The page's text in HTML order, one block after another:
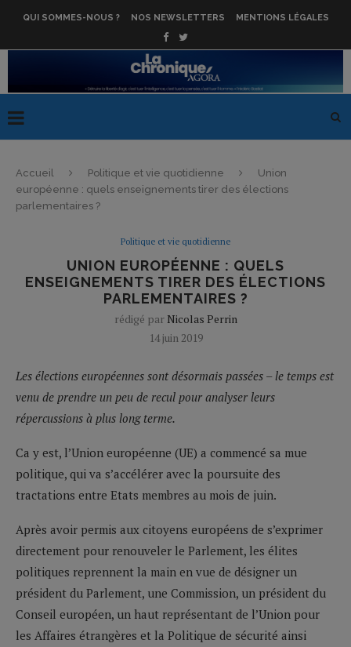
QUI SOMMES-NOUS ? NOS NEWSLETTERS MENTIONS LÉGALES
Accueil Politique et vie quotidienne
Union
européenne : quels enseignements tirer des élections
parlementaires ?
Politique et vie quotidienne
UNION EUROPÉENNE : QUELS
ENSEIGNEMENTS TIRER DES ÉLECTIONS
PARLEMENTAIRES ?
rédigé par Nicolas Perrin
14 juin 2019
Les élections européennes sont désormais passées – le temps est
venu de prendre un peu de recul pour analyser leurs
répercussions à plus long terme.
Ca y est, l’Union européenne (UE) a commencé sa mue
politique, qui va s’accélérer avec la poursuite des
tractations entre Etats membres au mois de juin.
Après avoir permis aux citoyens européens de s’exprimer
directement pour renouveler le Parlement, les élites
politiques reprennent la main en vue de désigner un
président du Parlement, une Commission, un président du
Conseil européen, un haut représentant de l’Union pour
les Affaires étrangères et la Politique de sécurité ainsi